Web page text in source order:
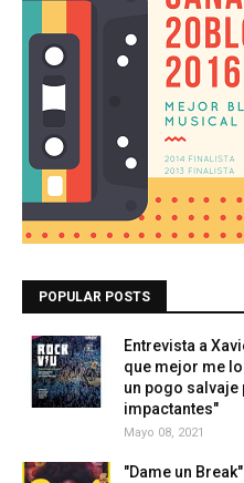
POPULAR POSTS
Entrevista a
que mejor me
un pogo
impactantes"
Mayo 08, 2021
"Dame un